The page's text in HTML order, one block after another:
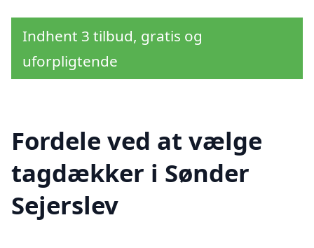
Indhent 3 tilbud, gratis og
uforpligtende
Fordele ved at vælge
tagdækker i Sønder
Sejerslev